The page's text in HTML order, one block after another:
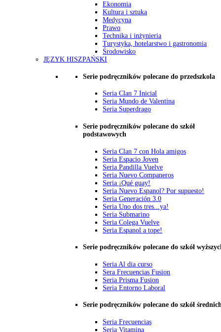
Ekonomia
Kultura i sztuka
Medycyna
Prawo
Technika i inżynieria
Turystyka, hotelarstwo i gastronomia
Środowisko
JĘZYK HISZPAŃSKI
Serie podręczników polecane do przedszkola
Seria Clan 7 Inicial
Seria Mundo de Valentina
Seria Superdrago
Serie podręczników polecane do szkół
podstawowych
Seria Clan 7 con Hola amigos
Seria Espacio Joven
Seria Pandilla Vuelve
Seria Nuevo Companeros
Seria ¡Qué guay!
Seria Nuevo Espanol? Por supuesto!
Seria Generación 3.0
Seria Uno dos tres...ya!
Seria Submarino
Seria Colega Vuelve
Seria Espanol a tope!
Serie podręczników polecane do szkół
Seria Al dia curso
Sera Frecuencias Fusion
Seria Prisma Fusion
Seria Entorno Laboral
Serie podręczników polecane do szkół
Seria Frecuencias
Seria Vitamina